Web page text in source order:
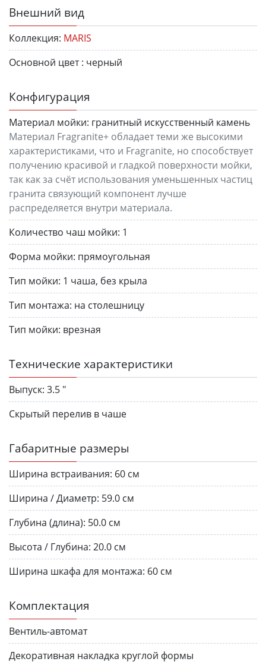
Внешний вид
Коллекция: MARIS
Основной цвет : черный
Конфигурация
Материал мойки: гранитный искусственный камень
Материал Fragranite+ обладает теми же высокими
характеристиками, что и Fragranite, но способствует
получению красивой и гладкой поверхности мойки,
так как за счёт использования уменьшенных частиц
гранита связующий компонент лучше
распределяется внутри материала.
Количество чаш мойки: 1
Форма мойки: прямоугольная
Тип мойки: 1 чаша, без крыла
Тип монтажа: на столешницу
Тип мойки: врезная
Технические характеристики
Выпуск: 3.5 "
Скрытый перелив в чаше
Габаритные размеры
Ширина встраивания: 60 см
Ширина / Диаметр: 59.0 см
Глубина (длина): 50.0 см
Высота / Глубина: 20.0 см
Ширина шкафа для монтажа: 60 см
Комплектация
Вентиль-автомат
Декоративная накладка круглой формы